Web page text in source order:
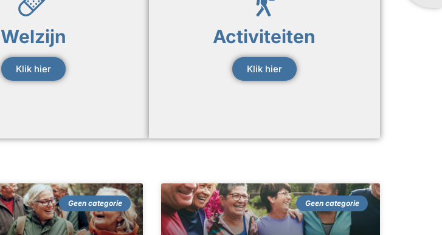
Welzijn
Klik hier
Activiteiten
Klik hier
Geen categorie Geen categorie